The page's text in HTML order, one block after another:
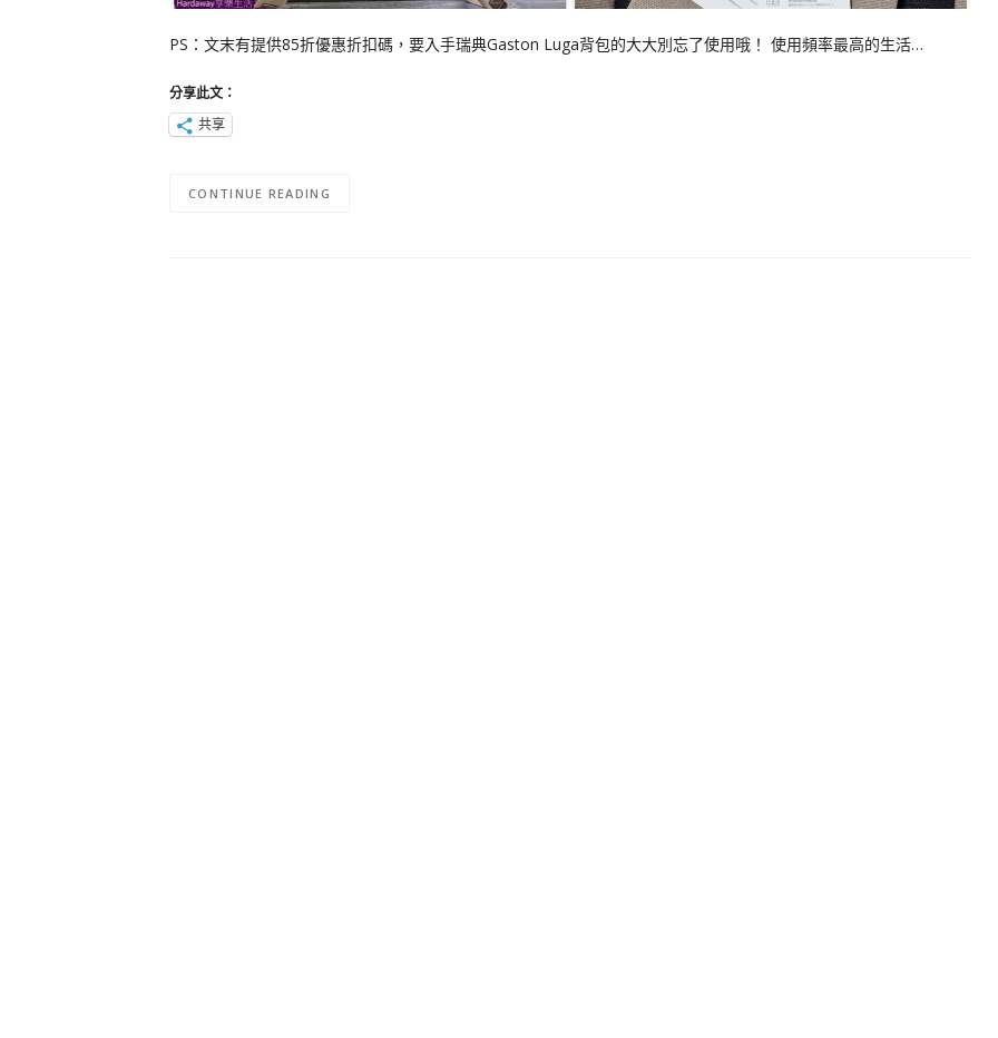
PS：文末有提供85折優惠折扣碼，要入手瑞典Gaston Luga背包的大大別忘了使用哦！ 使用頻率最高的生活…
分享此文：
共享
CONTINUE READING